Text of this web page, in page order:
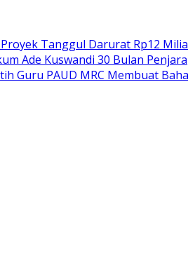
Tanggul Darurat Rp12
Ade Kuswandi 30 Bulan Penjara
Guru PAUD MRC Membuat